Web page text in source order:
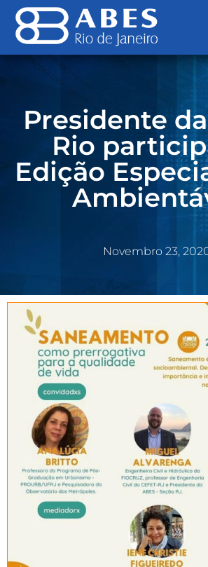
Presidente
Rio
Edição
Novembro 23,